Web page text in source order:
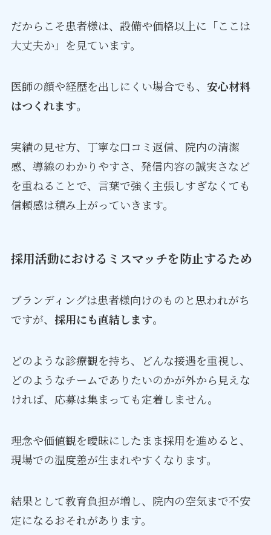
だからこそ患者様は、設備や価格以上に「ここは
大丈夫か」を見ています。
医師の顔や経歴を出しにくい場合でも、 安心材料
はつくれます。
実績の見せ方、丁寧な口コミ返信、院内の清潔
感、導線のわかりやすさ、発信内容の誠実さなど
を重ねることで、言葉で強く主張しすぎなくても
信頼感は積み上がっていきます。
採用活動におけるミスマッチを防止するため
ブランディングは患者様向けのものと思われがち
ですが、 採用にも直結します。
どのような診療観を持ち、どんな接遇を重視し、
どのようなチームでありたいのかが外から見えな
ければ、応募は集まっても定着しません。
理念や価値観を曖昧にしたまま採用を進めると、
現場での温度差が生まれやすくなります。
結果として教育負担が増し、院内の空気まで不安
定になるおそれがあります。